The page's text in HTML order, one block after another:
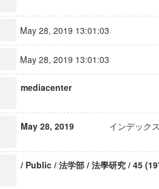
May 28, 2019 13:01:03
May 28, 2019 13:01:03
mediacenter
May 28, 2019 インデック
/ Public / 法学部 / 法學研究 / 45